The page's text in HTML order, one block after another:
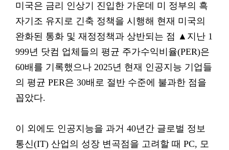
미국은 금리 인상기 진입한 가운데 미 정부의 흑
자기조 유지로 긴축 정책을 시행해 현재 미국의
완화된 통화 및 재정정책과 상반되는 점 ▲지난 1
999년 닷컴 업체들의 평균 주가수익비율(PER)은
60배를 기록했으나 2025년 현재 인공지능 기업들
의 평균 PER은 30배로 절반 수준에 불과한 점을
꼽았다.
이 외에도 인공지능을 과거 40년간 글로벌 정보
통신(IT) 산업의 성장 변곡점을 고려할 때 PC, 모